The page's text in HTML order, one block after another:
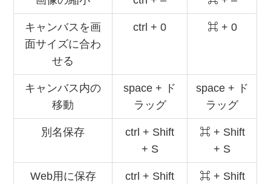
キャンバスを画
面サイズに合わ
せる
ctrl + 0 ⌘ + 0
キャンバス内の
移動
space + ド
ラッグ
space + ド
ラッグ
別名保存
ctrl + Shift
+ S
⌘ + Shift
+ S
Web用に保存
ctrl + Shift
⌘ + Shift